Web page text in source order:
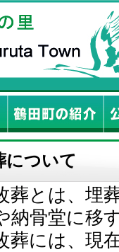
について
とは、埋
納骨堂に移
には、現